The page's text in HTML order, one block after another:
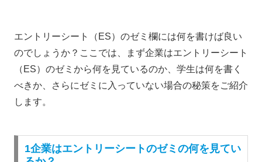
エントリーシート（ES）のゼミ欄には何を書けば良い
のでしょうか？ここでは、まず企業はエントリーシート
（ES）のゼミから何を見ているのか、学生は何を書く
べきか、さらにゼミに入っていない場合の秘策をご紹介
します。
1企業はエントリーシートのゼミの何を見てい